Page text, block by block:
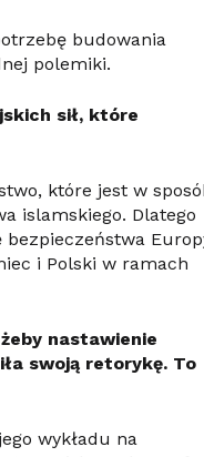
budowania
polemiki.
sił, które
które jest w
islamskiego. Dlatego
bezpieczeństwa
i Polski w ramach
nastawienie
swoją retorykę. To
wykładu na